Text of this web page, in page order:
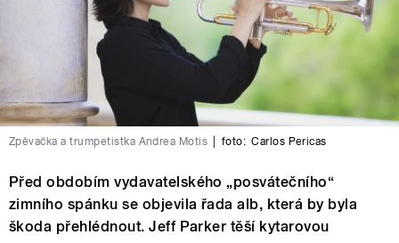
Zpěvačka a trumpetistka Andrea Motis foto: Carlos Pericas
Před obdobím vydavatelského „posvátečního“
zimního spánku se objevila řada alb, která by byla
škoda přehlédnout. Jeff Parker těší kytarovou